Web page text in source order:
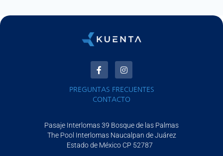
PREGUNTAS FRECUENTES
CONTACTO​
Pasaje Interlomas 39 Bosque de las Palmas
The Pool Interlomas Naucalpan de Juárez
Estado de México CP 52787